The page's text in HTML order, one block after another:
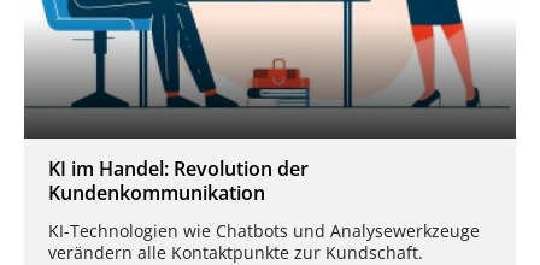
KI im Handel: Revolution der
Kundenkommunikation
KI-Technologien wie Chatbots und Analysewerkzeuge
verändern alle Kontaktpunkte zur Kundschaft.